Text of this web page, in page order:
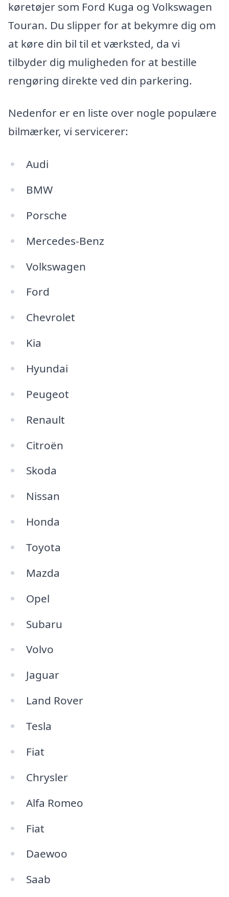
køretøjer som Ford Kuga og Volkswagen
Touran. Du slipper for at bekymre dig om
at køre din bil til et værksted, da vi
tilbyder dig muligheden for at bestille
rengøring direkte ved din parkering.
Nedenfor er en liste over nogle populære
bilmærker, vi servicerer:
Audi
BMW
Porsche
Mercedes-Benz
Volkswagen
Ford
Chevrolet
Kia
Hyundai
Peugeot
Renault
Citroën
Skoda
Nissan
Honda
Toyota
Mazda
Opel
Subaru
Volvo
Jaguar
Land Rover
Tesla
Fiat
Chrysler
Alfa Romeo
Fiat
Daewoo
Saab